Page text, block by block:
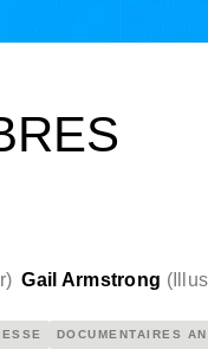
) Gail Armstrong (
DOCUMENTAIRES